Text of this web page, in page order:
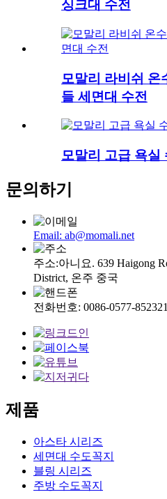
싱크대 수전
모말리 라비쉬 온
들 세면대 수전
모말리 고급 욕실
문의하기
Email: ab@momali.net
주소:아니요. 639 Haigong
District, 온주 중국
전화번호: 0086-0577-
제품
아스타 시리즈
세면대 수도꼭지
블링 시리즈
주방 수도꼭지